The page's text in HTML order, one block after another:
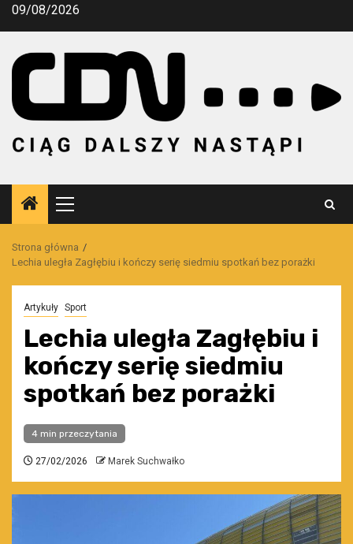
Przejdź
09/08/2026
Menu
główne
Strona główna
Lechia uległa Zagłębiu i kończy serię siedmiu spotkań bez porażki
Artykuły Sport
Lechia uległa Zagłębiu i
kończy serię siedmiu
spotkań bez porażki
4 min przeczytania
27/02/2026 Marek Suchwałko